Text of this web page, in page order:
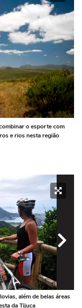
o esporte com
e rios nesta região
além de belas áreas
da Tijuca